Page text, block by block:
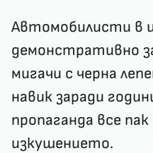
Автомобилисти в
демонстративно
мигачи с черна
навик заради
пропаганда все
изкушението.